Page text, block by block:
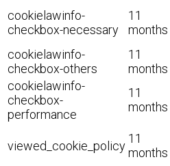
cookielawinfo-
checkbox-necessary
11
months
cookielawinfo-
checkbox-others
11
months
cookielawinfo-
checkbox-
performance
11
months
viewed_cookie_policy
11
months